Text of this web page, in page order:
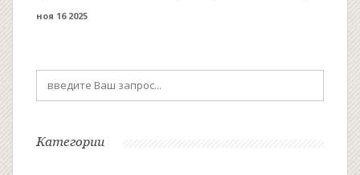
ноя 16 2025
Категории